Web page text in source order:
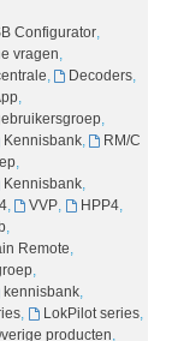
Configurator,
vragen,
, Decoders,
,
,
Kennisbank,
RM/C
,
Kennisbank,
, VVP, HPP4,
,
Remote,
,
kennisbank,
, LokPilot series,
producten,